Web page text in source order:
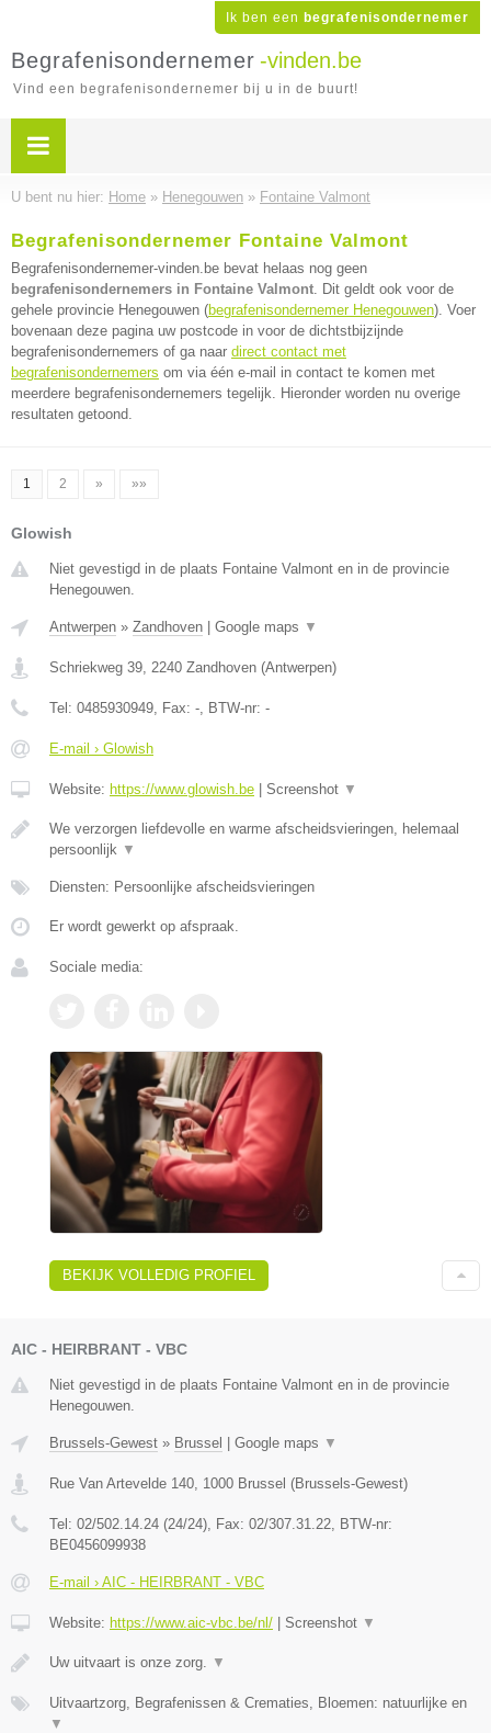
Ik ben een begrafenisondernemer
Begrafenisondernemer -vinden.be
Vind een begrafenisondernemer bij u in de buurt!
U bent nu hier: Home » Henegouwen » Fontaine Valmont
Begrafenisondernemer Fontaine Valmont
Begrafenisondernemer-vinden.be bevat helaas nog geen
begrafenisondernemers in Fontaine Valmont. Dit geldt ook voor de
gehele provincie Henegouwen (begrafenisondernemer Henegouwen). Voer
bovenaan deze pagina uw postcode in voor de dichtstbijzijnde
begrafenisondernemers of ga naar direct contact met
begrafenisondernemers om via één e-mail in contact te komen met
meerdere begrafenisondernemers tegelijk. Hieronder worden nu overige
resultaten getoond.
1 2 » »»
Glowish
Niet gevestigd in de plaats Fontaine Valmont en in de provincie
Henegouwen.
Antwerpen » Zandhoven Google maps ▼
Schriekweg 39, 2240 Zandhoven (Antwerpen)
Tel: 0485930949, Fax: -, BTW-nr: -
E-mail › Glowish
Website: https://www.glowish.be Screenshot ▼
We verzorgen liefdevolle en warme afscheidsvieringen, helemaal
persoonlijk ▼
Diensten: Persoonlijke afscheidsvieringen
Er wordt gewerkt op afspraak.
Sociale media:
BEKIJK VOLLEDIG PROFIEL
AIC - HEIRBRANT - VBC
Niet gevestigd in de plaats Fontaine Valmont en in de provincie
Henegouwen.
Brussels-Gewest » Brussel | Google maps ▼
Rue Van Artevelde 140 1000 Brussel (Brussels-Gewest)
Tel: 02/502.14.24 (24/24) , Fax: 02/307.31.22 , BTW-nr:
BE0456099938
E-mail › AIC - HEIRBRANT - VBC
Website: https://www.aic-vbc.be/nl/ | Screenshot ▼
Uw uitvaart is onze zorg. ▼
Uitvaartzorg, Begrafenissen & Crematies, Bloemen: natuurlijke en
▼